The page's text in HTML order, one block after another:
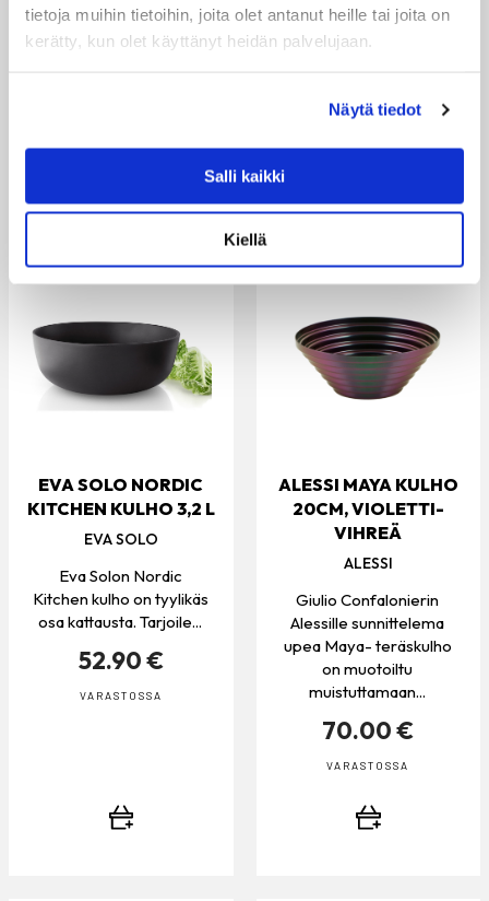
tietoja muihin tietoihin, joita olet antanut heille tai joita on
kerätty, kun olet käyttänyt heidän palvelujaan.
Näytä tiedot
Salli kaikki
Kiellä
Tämä...
tyylikäs osa...
19.90 €
EVA SOLO NORDIC
KITCHEN KULHO 3,2 L
EVA SOLO
Eva Solon Nordic
Kitchen kulho on tyylikäs
osa kattausta. Tarjoile...
52.90 €
VARASTOSSA
ALESSI MAYA KULHO
20CM, VIOLETTI-
VIHREÄ
ALESSI
Giulio Confalonierin
Alessille sunnittelema
upea Maya- teräskulho
on muotoiltu
muistuttamaan...
70.00 €
VARASTOSSA